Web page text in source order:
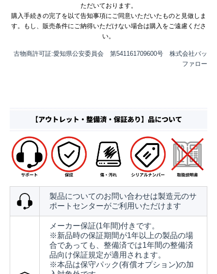
ただいております。
購入手続きの完了を以て告知事項にご同意いただいたものと見做しま
す。もし、販売条件にご納得いただけない場合は購入をご遠慮くださ
い。
古物商許可証:愛知県公安委員会 第541161709600号 株式会社バッ
ファロー
製品についてのお問い合わせは製造元のサ
ポートセンターがご利用いただけます
メーカー保証(1年間)付きです。
※新品時の保証期間が1年以上の製品の場
合であっても、整備済では1年間の整備済
品向け保証規定が適用されます。
※本品は保守パック(有償オプション)の加